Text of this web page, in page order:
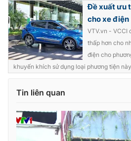
Đề xuất ưu
cho xe điện
VTV.vn - VCCI
thấp hơn cho
điện cho
khuyến khích sử dụng loại phương tiện
Tin liên quan